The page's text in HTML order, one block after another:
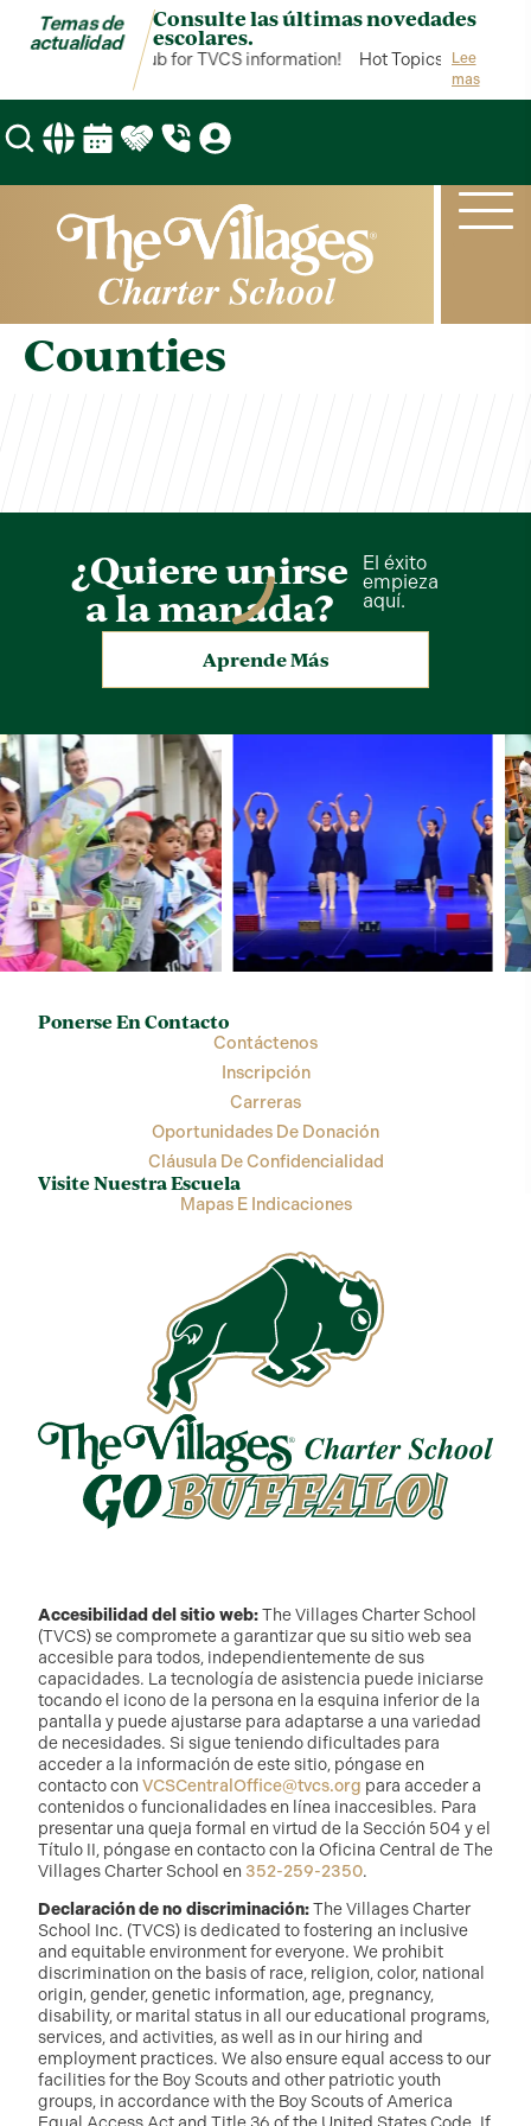
Temas de
actualidad
Consulte las últimas novedades
escolares.
Topics is your hub for TVCS information! Hot Topics is your
Lee
mas
Counties
¿Quiere unirse
a la manada?
El éxito
empieza
aquí.
Aprende Más
Ponerse En Contacto
Contáctenos
Inscripción
Carreras
Oportunidades De Donación
Cláusula De Confidencialidad
Visite Nuestra Escuela
Mapas E Indicaciones
Accesibilidad del sitio web:The Villages Charter School
(TVCS) se compromete a garantizar que su sitio web sea
accesible para todos, independientemente de sus
capacidades. La tecnología de asistencia puede iniciarse
tocando el icono de la persona en la esquina inferior de la
pantalla y puede ajustarse para adaptarse a una variedad
de necesidades. Si sigue teniendo dificultades para
acceder a la información de este sitio, póngase en
contacto con VCSCentralOffice@tvcs.org para acceder a
contenidos o funcionalidades en línea inaccesibles. Para
presentar una queja formal en virtud de la Sección 504 y el
Título II, póngase en contacto con la Oficina Central de The
Villages Charter School en 352-259-2350.
Declaración de no discriminación:The Villages Charter
School Inc. (TVCS) is dedicated to fostering an inclusive
and equitable environment for everyone. We prohibit
discrimination on the basis of race, religion, color, national
origin, gender, genetic information, age, pregnancy,
disability, or marital status in all our educational programs,
services, and activities, as well as in our hiring and
employment practices. We also ensure equal access to our
facilities for the Boy Scouts and other patriotic youth
groups, in accordance with the Boy Scouts of America